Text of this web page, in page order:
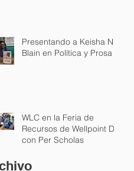
Presentando a Keisha N.
Blain en Política y Prosa
WLC en la Feria de
Recursos de Wellpoint DC
con Per Scholas